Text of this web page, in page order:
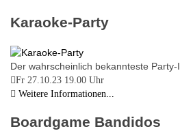
Karaoke-Party
Der wahrscheinlich bekannteste
Fr 27.10.23 19.00 Uhr
Weitere Informationen...
Boardgame Bandidos